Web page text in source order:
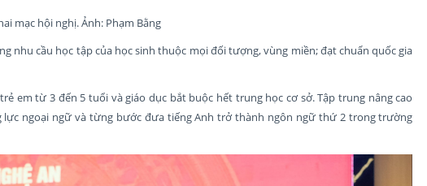
mạc hội nghị. Ảnh: Phạm Bằng
nhu cầu học tập của học sinh thuộc mọi đối tượng, vùng miền; đạt chuẩn quốc gia
em từ 3 đến 5 tuổi và giáo dục bắt buộc hết trung học cơ sở. Tập trung nâng cao
lực ngoại ngữ và từng bước đưa tiếng Anh trở thành ngôn ngữ thứ 2 trong trường